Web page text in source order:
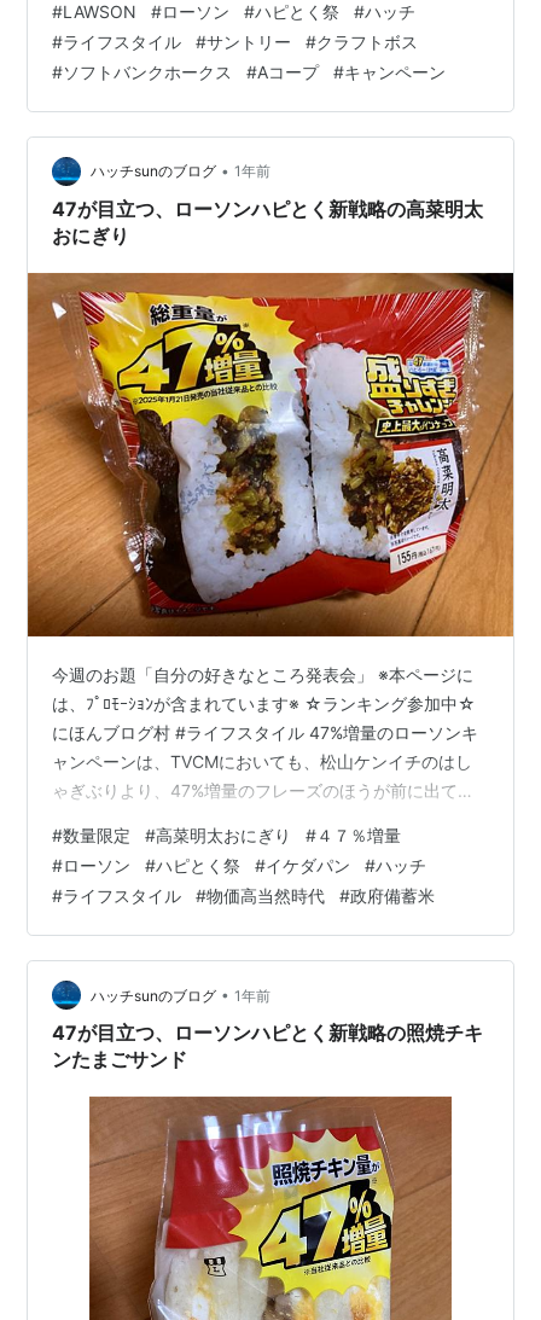
と、デカビタCとレモンスカッシュとあり、多様化したお
客さんのニーズにもしっかり対応できてるわ〜、すごー
い。 前回シリーズリンク hatch51.com パンで350円と聞
いて、皆さん、どう思いますか〜？僕は「楽勝！すぐ達
成できるよ。」って思うと同時に、ハピとく祭の企画者
が35…
#LAWSON #ローソン #ハピとく祭 #ハッチ
#ライフスタイル #サントリー #クラフトボス
#ソフトバンクホークス #Aコープ #キャンペーン
ハッチsunのブログ • 1年前
47が目立つ、ローソンハピとく新戦略の高菜明太
おにぎり
今週のお題「自分の好きなところ発表会」 ※本ページに
は、ﾌﾟﾛﾓｰｼｮﾝが含まれています※ ☆ランキング参加中☆
にほんブログ村 #ライフスタイル 47%増量のローソンキ
ャンペーンは、TVCMにおいても、松山ケンイチのはし
ゃぎぶりより、47%増量のフレーズのほうが前に出て目
に向けたメッセージ性を持たせたローソンさんの企画は
面白い！「面白い」と思うことはそのままストレートに
「面白い！」とほめる事、ここが僕が思う、僕のいいと
ころだと思う。 検索人気リンク hatch51.com また今回
も、僕はお得感の有無でなく、ローソンキャンペーンの
勢いに乗せ…
#数量限定 #高菜明太おにぎり #４７％増量
#ローソン #ハピとく祭 #イケダパン #ハッチ
#ライフスタイル #物価高当然時代 #政府備蓄米
ハッチsunのブログ • 1年前
47が目立つ、ローソンハピとく新戦略の照焼チキ
ンたまごサンド